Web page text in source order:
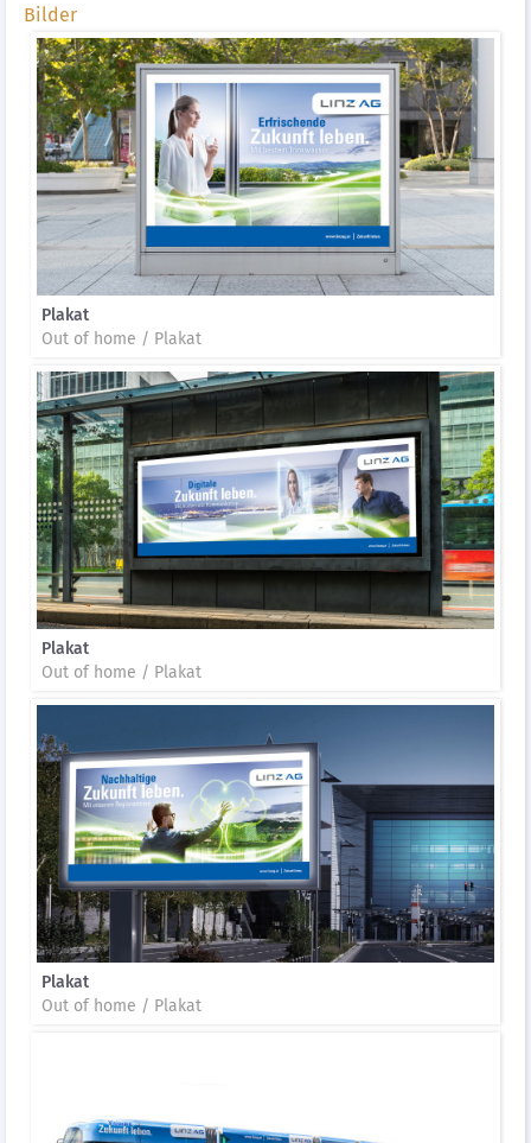
Bilder
Plakat
Out of home / Plakat
Plakat
Out of home / Plakat
Plakat
Out of home / Plakat